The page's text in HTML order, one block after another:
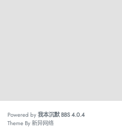
Powered by我本沉默 BBS4.0.4
Theme By新异网络